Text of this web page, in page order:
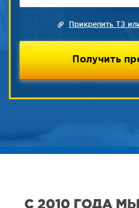
Прикрепить ТЗ
С 2010 ГОДА